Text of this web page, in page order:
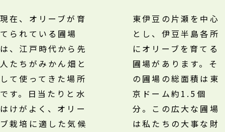
現在、オリーブが育
てられている圃場
は、江戸時代から先
人たちがみかん畑と
して使ってきた場所
です。日当たりと水
はけがよく、オリー
ブ栽培に適した気候
東伊豆の片瀬を中心
とし、伊豆半島各所
にオリーブを育てる
圃場があります。そ
の圃場の総面積は東
京ドーム約1.5個
分。この広大な圃場
は私たちの大事な財